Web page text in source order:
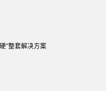
"整套解决方案